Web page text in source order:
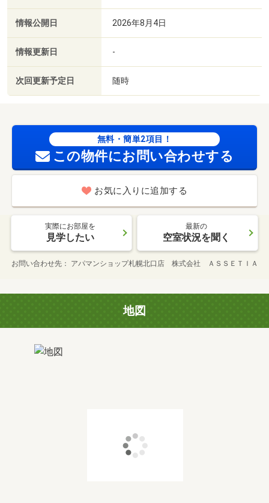
情報公開日 2026年8月4日
情報更新日 -
次回更新予定日 随時
無料・簡単2項目！
この物件にお問い合わせする
お気に入りに追加する
実際にお部屋を
見学したい
最新の
空室状況を聞く
お問い合わせ先 アパマンショップ札幌北口店 株式会社 ＡＳＳＥＴＩＡ
地図